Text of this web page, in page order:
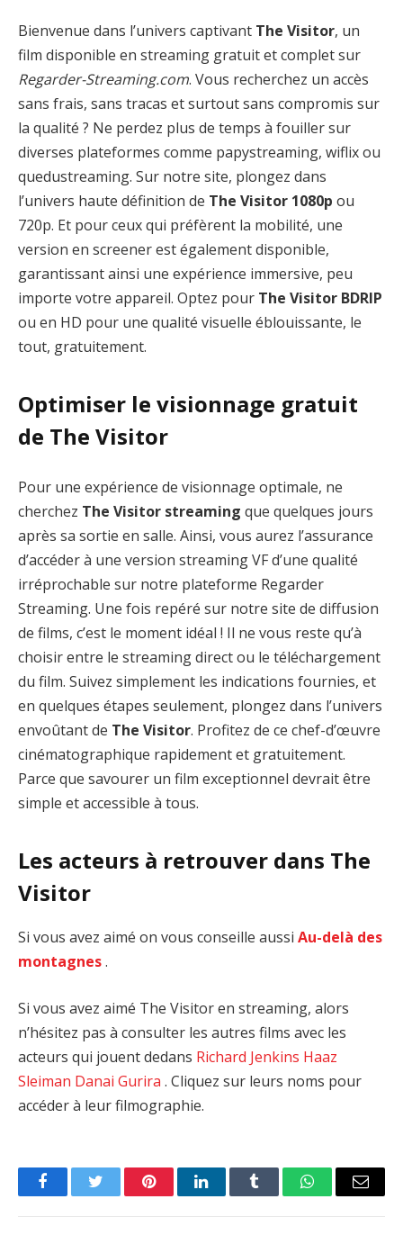
Bienvenue dans l’univers captivant The Visitor, un
film disponible en streaming gratuit et complet sur
Regarder-Streaming.com. Vous recherchez un accès
sans frais, sans tracas et surtout sans compromis sur
la qualité ? Ne perdez plus de temps à fouiller sur
diverses plateformes comme papystreaming, wiflix ou
quedustreaming. Sur notre site, plongez dans
l’univers haute définition de The Visitor 1080p ou
720p. Et pour ceux qui préfèrent la mobilité, une
version en screener est également disponible,
garantissant ainsi une expérience immersive, peu
importe votre appareil. Optez pour The Visitor BDRIP
ou en HD pour une qualité visuelle éblouissante, le
tout, gratuitement.
Optimiser le visionnage gratuit
de The Visitor
Pour une expérience de visionnage optimale, ne
cherchez The Visitor streaming que quelques jours
après sa sortie en salle. Ainsi, vous aurez l’assurance
d’accéder à une version streaming VF d’une qualité
irréprochable sur notre plateforme Regarder
Streaming. Une fois repéré sur notre site de diffusion
de films, c’est le moment idéal ! Il ne vous reste qu’à
choisir entre le streaming direct ou le téléchargement
du film. Suivez simplement les indications fournies, et
en quelques étapes seulement, plongez dans l’univers
envoûtant de The Visitor. Profitez de ce chef-d’œuvre
cinématographique rapidement et gratuitement.
Parce que savourer un film exceptionnel devrait être
simple et accessible à tous.
Les acteurs à retrouver dans The
Visitor
Si vous avez aimé on vous conseille aussi Au-delà des
montagnes.
Si vous avez aimé The Visitor en streaming, alors
n’hésitez pas à consulter les autres films avec les
acteurs qui jouent dedans Richard Jenkins Haaz
Sleiman Danai Gurira . Cliquez sur leurs noms pour
accéder à leur filmographie.
FacebookTwitter PinterestLinkedInTumblr WhatsAppEmail